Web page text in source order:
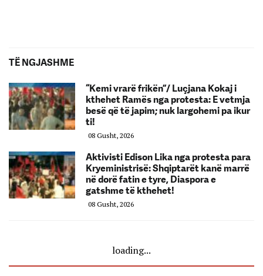
TË NGJASHME
“Kemi vrarë frikën”/ Luçjana Kokaj i
kthehet Ramës nga protesta: E vetmja
besë që të japim; nuk largohemi pa ikur
ti!
08 Gusht, 2026
Aktivisti Edison Lika nga protesta para
Kryeministrisë: Shqiptarët kanë marrë
në dorë fatin e tyre, Diaspora e
gatshme të kthehet!
08 Gusht, 2026
loading...